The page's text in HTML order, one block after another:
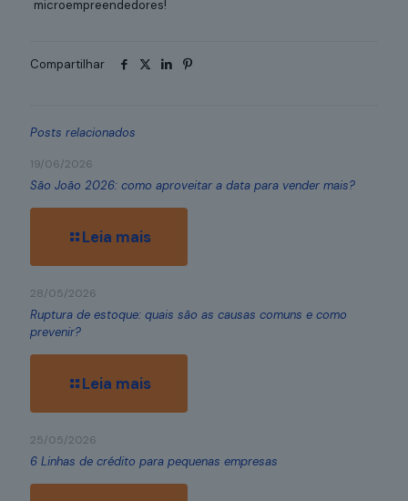
microempreendedores!
Compartilhar
Posts relacionados
19/06/2026
São João 2026: como aproveitar a data para vender mais?
Leia mais
28/05/2026
Ruptura de estoque: quais são as causas comuns e como
prevenir?
Leia mais
25/05/2026
6 Linhas de crédito para pequenas empresas